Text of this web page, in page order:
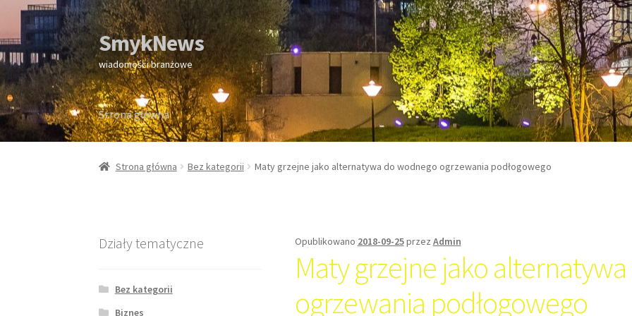
Przejdź
do
nawigacji
Przejdź
do
treści
SmykNews
wiadomości branżowe
Strona główna
Strona główna
Strona główna Bez kategorii Maty grzejne jako alternatywa do wodnego ogrzewania podłogowego
Opublikowano 2018-09-25przez Admin
Maty grzejne jako
ogrzewania podłogowego
Działy tematyczne
Bez kategorii
Biznes